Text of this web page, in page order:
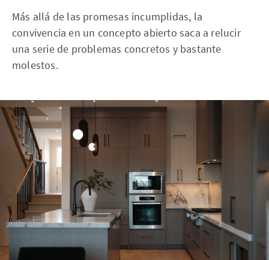
Más allá de las promesas incumplidas, la
convivencia en un concepto abierto saca a relucir
una serie de problemas concretos y bastante
molestos.